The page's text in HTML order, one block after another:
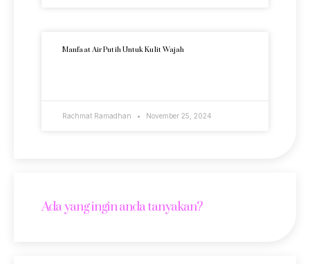
Manfaat Air Putih Untuk Kulit Wajah
Rachmat Ramadhan November 25, 2024
Ada yang ingin anda tanyakan?